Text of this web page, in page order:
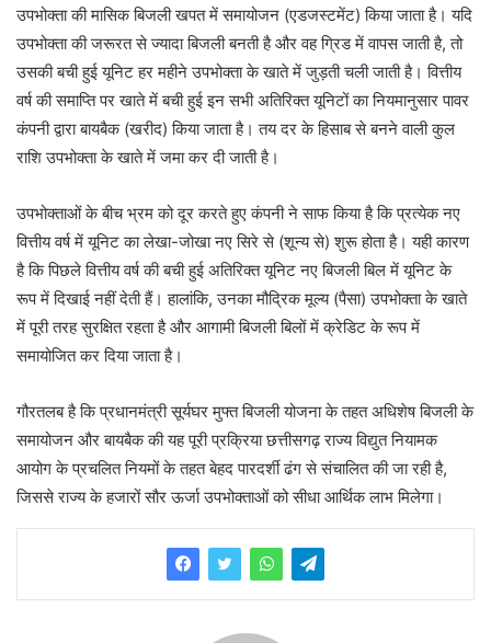
उपभोक्ता की मासिक बिजली खपत में समायोजन (एडजस्टमेंट) किया जाता है। यदि
उपभोक्ता की जरूरत से ज्यादा बिजली बनती है और वह ग्रिड में वापस जाती है, तो
उसकी बची हुई यूनिट हर महीने उपभोक्ता के खाते में जुड़ती चली जाती है। वित्तीय
वर्ष की समाप्ति पर खाते में बची हुई इन सभी अतिरिक्त यूनिटों का नियमानुसार पावर
कंपनी द्वारा बायबैक (खरीद) किया जाता है। तय दर के हिसाब से बनने वाली कुल
राशि उपभोक्ता के खाते में जमा कर दी जाती है।
उपभोक्ताओं के बीच भ्रम को दूर करते हुए कंपनी ने साफ किया है कि प्रत्येक नए
वित्तीय वर्ष में यूनिट का लेखा-जोखा नए सिरे से (शून्य से) शुरू होता है। यही कारण
है कि पिछले वित्तीय वर्ष की बची हुई अतिरिक्त यूनिट नए बिजली बिल में यूनिट के
रूप में दिखाई नहीं देती हैं। हालांकि, उनका मौद्रिक मूल्य (पैसा) उपभोक्ता के खाते
में पूरी तरह सुरक्षित रहता है और आगामी बिजली बिलों में क्रेडिट के रूप में
समायोजित कर दिया जाता है।
गौरतलब है कि प्रधानमंत्री सूर्यघर मुफ्त बिजली योजना के तहत अधिशेष बिजली के
समायोजन और बायबैक की यह पूरी प्रक्रिया छत्तीसगढ़ राज्य विद्युत नियामक
आयोग के प्रचलित नियमों के तहत बेहद पारदर्शी ढंग से संचालित की जा रही है,
जिससे राज्य के हजारों सौर ऊर्जा उपभोक्ताओं को सीधा आर्थिक लाभ मिलेगा।